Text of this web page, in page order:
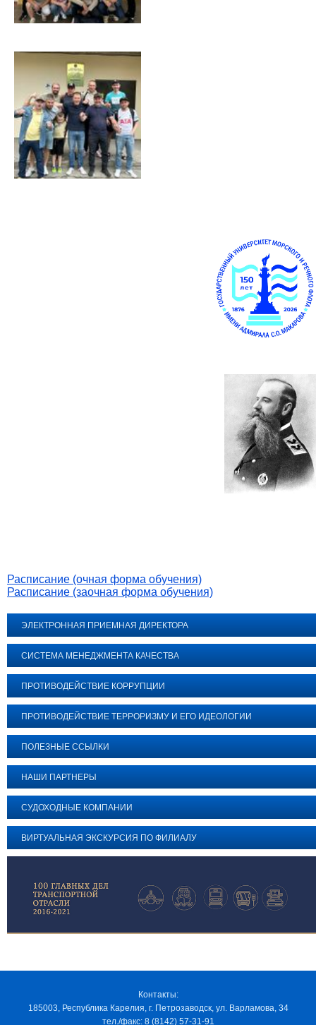
Расписание (очная форма обучения)
Расписание (заочная форма обучения)
ЭЛЕКТРОННАЯ ПРИЕМНАЯ ДИРЕКТОРА
СИСТЕМА МЕНЕДЖМЕНТА КАЧЕСТВА
ПРОТИВОДЕЙСТВИЕ КОРРУПЦИИ
ПРОТИВОДЕЙСТВИЕ ТЕРРОРИЗМУ И ЕГО ИДЕОЛОГИИ
ПОЛЕЗНЫЕ ССЫЛКИ
НАШИ ПАРТНЕРЫ
СУДОХОДНЫЕ КОМПАНИИ
ВИРТУАЛЬНАЯ ЭКСКУРСИЯ ПО ФИЛИАЛУ
Контакты:
185003, Республика Карелия, г. Петрозаводск, ул. Варламова, 34
тел./факс: 8 (8142) 57-31-91